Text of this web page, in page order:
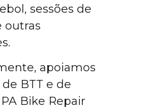
sessões de
outras
apoiamos
BTT e de
Bike Repair